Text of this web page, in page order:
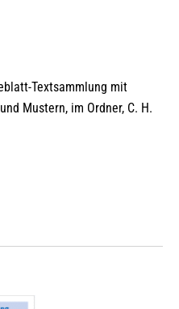
Textsammlung mit
Mustern, im Ordner, C. H.